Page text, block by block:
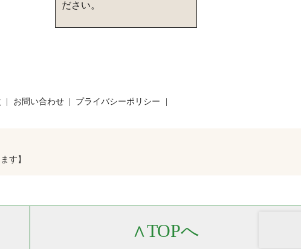
ださい。
∧TOPへ
お問い合わせ
プライバシーポリシー
す】